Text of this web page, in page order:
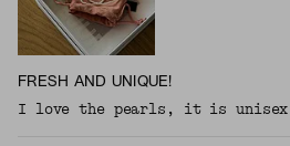
FRESH AND UNIQUE!
I love the pearls, it is unisex